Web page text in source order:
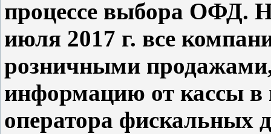
процессе выбора ОФД.
июля 2017 г. все
розничными
информацию от кассы в
оператора фискальных